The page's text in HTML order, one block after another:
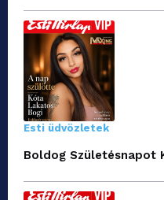
Esti üdvözletek
Boldog Születésnapot